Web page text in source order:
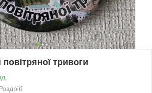
повітряної тривоги